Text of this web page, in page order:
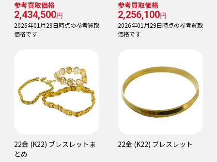
参考買取価格
2,434,500円
2026年01月29日時点の参考買取
価格です
参考買取価格
2,256,100円
2026年01月29日時点の参考買取
価格です
22金 (K22) ブレスレットま
とめ
22金 (K22) ブレスレット